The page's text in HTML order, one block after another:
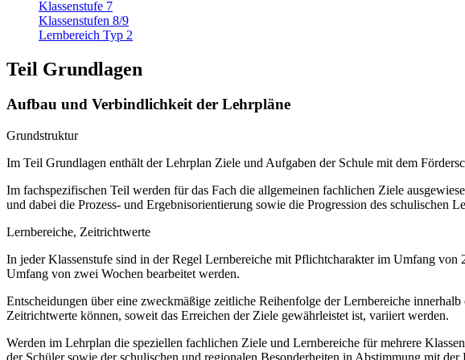
Klassenstufe 7
Klassenstufen 8/9
Lernbereich Typ 2
Teil Grundlagen
Aufbau und Verbindlichkeit der Lehrpläne
Grundstruktur
Im Teil Grundlagen enthält der Lehrplan Ziele und Aufgaben der Schule mit dem
Im fachspezifischen Teil werden für das Fach die allgemeinen fachlichen Ziele
und dabei die Prozess- und Ergebnisorientierung sowie die Progression des schulischen
Lernbereiche, Zeitrichtwerte
In jeder Klassenstufe sind in der Regel Lernbereiche mit Pflichtcharakter im Umfang
Umfang von zwei Wochen bearbeitet werden.
Entscheidungen über eine zweckmäßige zeitliche Reihenfolge der Lernbereiche
Zeitrichtwerte können, soweit das Erreichen der Ziele gewährleistet ist, variiert werden.
Werden im Lehrplan die speziellen fachlichen Ziele und Lernbereiche für mehrere